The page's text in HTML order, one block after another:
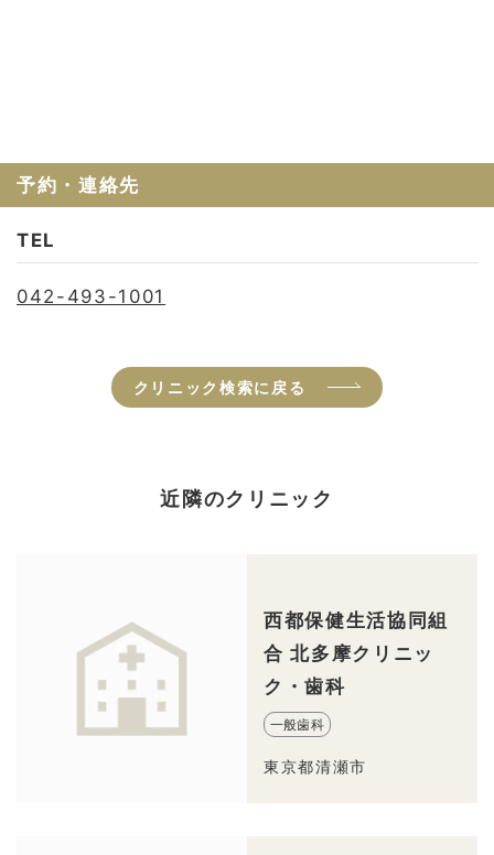
予約・連絡先
TEL
042-493-1001
クリニック検索に戻る
近隣のクリニック
西都保健生活協同組
合 北多摩クリニッ
ク・歯科
一般歯科
東京都清瀬市